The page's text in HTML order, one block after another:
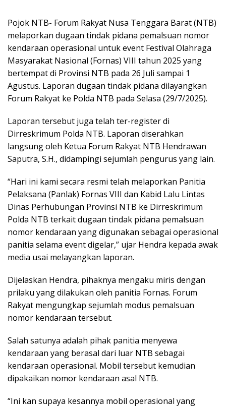
Pojok NTB- Forum Rakyat Nusa Tenggara Barat (NTB)
melaporkan dugaan tindak pidana pemalsuan nomor
kendaraan operasional untuk event Festival Olahraga
Masyarakat Nasional (Fornas) VIII tahun 2025 yang
bertempat di Provinsi NTB pada 26 Juli sampai 1
Agustus. Laporan dugaan tindak pidana dilayangkan
Forum Rakyat ke Polda NTB pada Selasa (29/7/2025).
Laporan tersebut juga telah ter-register di
Dirreskrimum Polda NTB. Laporan diserahkan
langsung oleh Ketua Forum Rakyat NTB Hendrawan
Saputra, S.H., didampingi sejumlah pengurus yang lain.
“Hari ini kami secara resmi telah melaporkan Panitia
Pelaksana (Panlak) Fornas VIII dan Kabid Lalu Lintas
Dinas Perhubungan Provinsi NTB ke Dirreskrimum
Polda NTB terkait dugaan tindak pidana pemalsuan
nomor kendaraan yang digunakan sebagai operasional
panitia selama event digelar,” ujar Hendra kepada awak
media usai melayangkan laporan.
Dijelaskan Hendra, pihaknya mengaku miris dengan
prilaku yang dilakukan oleh panitia Fornas. Forum
Rakyat mengungkap sejumlah modus pemalsuan
nomor kendaraan tersebut.
Salah satunya adalah pihak panitia menyewa
kendaraan yang berasal dari luar NTB sebagai
kendaraan operasional. Mobil tersebut kemudian
dipakaikan nomor kendaraan asal NTB.
“Ini kan supaya kesannya mobil operasional yang